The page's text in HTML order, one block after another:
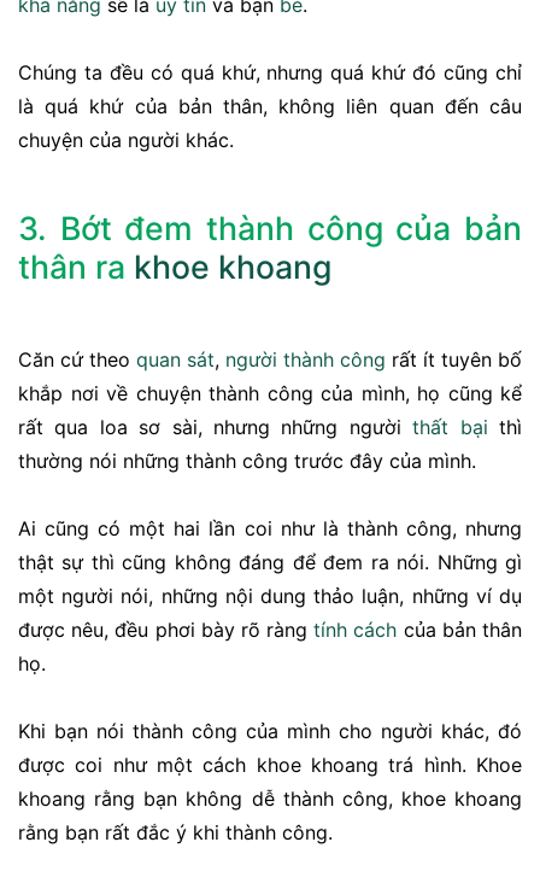
khả năng sẽ là uy tín và bạn bè.
Chúng ta đều có quá khứ, nhưng quá khứ đó cũng chỉ
là quá khứ của bản thân, không liên quan đến câu
chuyện của người khác.
3. Bớt đem thành công của bản
thân ra khoe khoang
Căn cứ theo quan sát, người thành công rất ít tuyên bố
khắp nơi về chuyện thành công của mình, họ cũng kể
rất qua loa sơ sài, nhưng những ngườithất bại thì
thường nói những thành công trước đây của mình.
Ai cũng có một hai lần coi như là thành công, nhưng
thật sự thì cũng không đáng để đem ra nói. Những gì
một người nói, những nội dung thảo luận, những ví dụ
được nêu, đều phơi bày rõ ràngtính cách của bản thân
họ.
Khi bạn nói thành công của mình cho người khác, đó
được coi như một cách khoe khoang trá hình. Khoe
khoang rằng bạn không dễ thành công, khoe khoang
rằng bạn rất đắc ý khi thành công.